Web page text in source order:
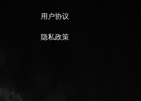
用户协议
隐私政策